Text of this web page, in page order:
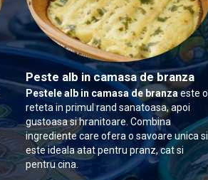
Peste alb in camasa de branza
Pestele alb in camasa de branzaeste o
reteta in primul rand sanatoasa, apoi
gustoasa si hranitoare. Combina
ingrediente care ofera o savoare unica si
este ideala atat pentru pranz, cat si
pentru cina.